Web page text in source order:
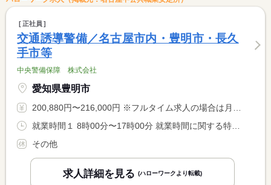
正社員
交通誘導警備／名古屋市内・豊明市・長久
手市等
中央警備保障 株式会社
愛知県豊明市
200,880円〜216,000円 ※フルタイム求人の場合は月額（換算額）、パート求人の場合は時間額を表示しています。
その他
求人詳細を見る (ハローワークより転載)